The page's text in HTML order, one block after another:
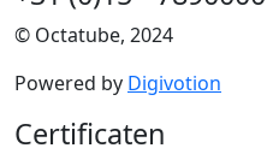
© Octatube, 2024
Powered by Digivotion
Certificaten